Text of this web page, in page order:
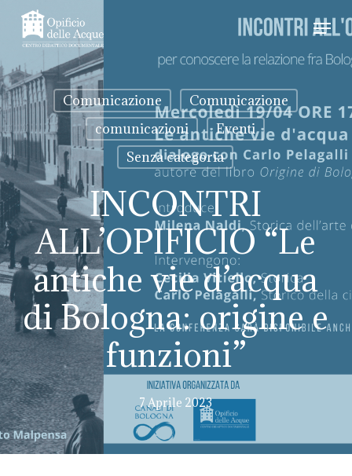
Skip
main
content
Comunicazione
Comunicazione
comunicazioni
Eventi
Senza categoria
INCONTRI
ALL’OPIFICIO “Le
antiche vie d’acqua
di Bologna: origine e
funzioni”
7 Aprile 2023
Close